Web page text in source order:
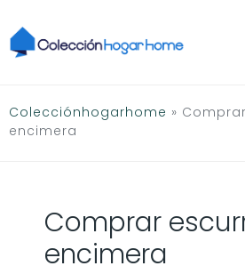
al
contenido
Colecciónhogarhome »
encimera
Comprar
encimera